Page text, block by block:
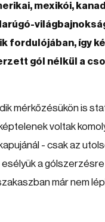
mexikói,
fordulójában, így
gól nélkül a
mérkőzésükön is
voltak
- csak az
a
már nem